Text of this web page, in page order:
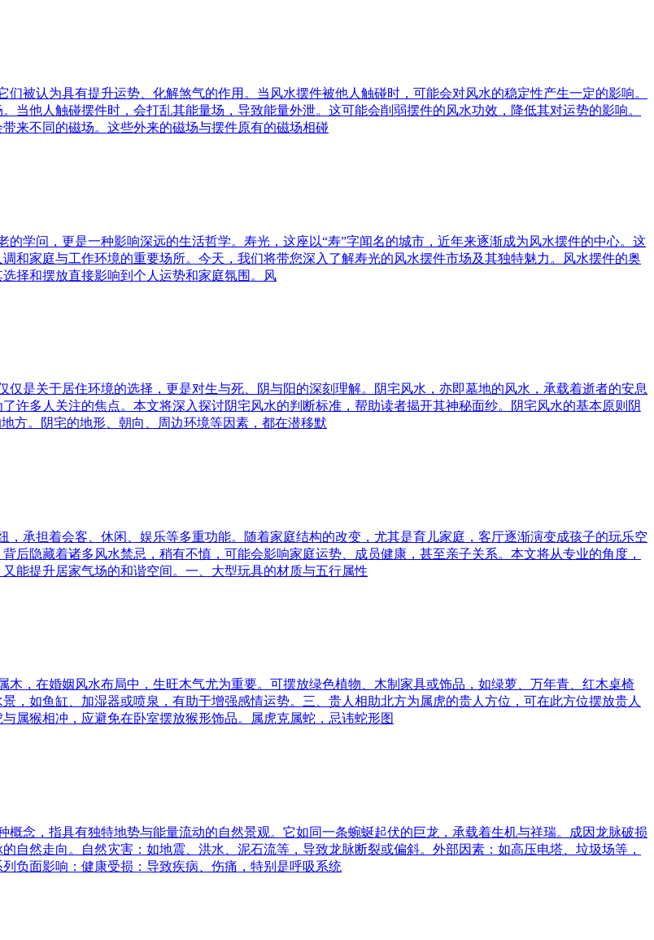
被认为具有提升运势、化解煞气的作用。当风水摆件被他人触碰时，可能会对风水的稳定性产生一定的影响。
当他人触碰摆件时，会打乱其能量场，导致能量外泄。这可能会削弱摆件的风水功效，降低其对运势的影响。
来不同的磁场。这些外来的磁场与摆件原有的磁场相碰
学问，更是一种影响深远的生活哲学。寿光，这座以“寿”字闻名的城市，近年来逐渐成为风水摆件的中心。这
和家庭与工作环境的重要场所。今天，我们将带您深入了解寿光的风水摆件市场及其独特魅力。风水摆件的奥
择和摆放直接影响到个人运势和家庭氛围。风
是关于居住环境的选择，更是对生与死、阴与阳的深刻理解。阴宅风水，亦即墓地的风水，承载着逝者的安息
许多人关注的焦点。本文将深入探讨阴宅风水的判断标准，帮助读者揭开其神秘面纱。阴宅风水的基本原则阴
方。阴宅的地形、朝向、周边环境等因素，都在潜移默
承担着会客、休闲、娱乐等多重功能。随着家庭结构的改变，尤其是育儿家庭，客厅逐渐演变成孩子的玩乐空
后隐藏着诸多风水禁忌，稍有不慎，可能会影响家庭运势、成员健康，甚至亲子关系。本文将从专业的角度，
能提升居家气场的和谐空间。一、大型玩具的材质与五行属性
，在婚姻风水布局中，生旺木气尤为重要。可摆放绿色植物、木制家具或饰品，如绿萝、万年青、红木桌椅
，如鱼缸、加湿器或喷泉，有助于增强感情运势。三、贵人相助北方为属虎的贵人方位，可在此方位摆放贵人
属猴相冲，应避免在卧室摆放猴形饰品。属虎克属蛇，忌讳蛇形图
念，指具有独特地势与能量流动的自然景观。它如同一条蜿蜒起伏的巨龙，承载着生机与祥瑞。成因龙脉破损
自然走向。自然灾害：如地震、洪水、泥石流等，导致龙脉断裂或偏斜。外部因素：如高压电塔、垃圾场等，
负面影响：健康受损：导致疾病、伤痛，特别是呼吸系统